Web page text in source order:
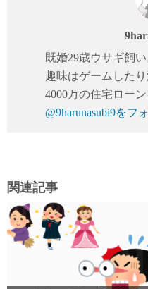
既婚29歳ウサギ飼い
趣味はゲームした
4000万の住宅ロー
@9harunasubi9をフ
関連記事